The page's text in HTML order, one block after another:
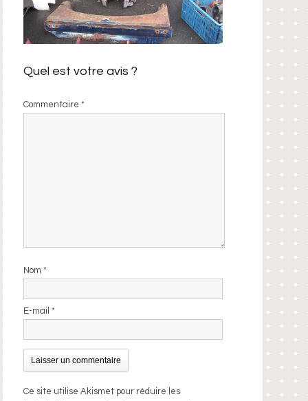
Quel est votre avis ?
Commentaire*
Nom*
E-mail*
Ce site utilise Akismet pour réduire les